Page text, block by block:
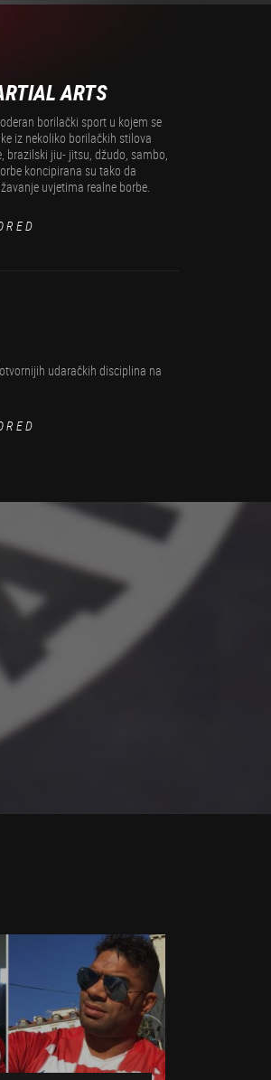
ARTS
borilački sport u kojem se
iz nekoliko borilačkih stilova
brazilski jiu- jitsu, džudo, sambo,
koncipirana su tako da
uvjetima realne borbe.
udaračkih disciplina na